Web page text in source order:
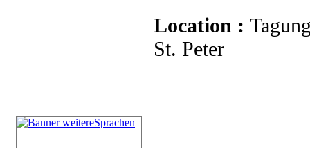
Location :
St. Peter